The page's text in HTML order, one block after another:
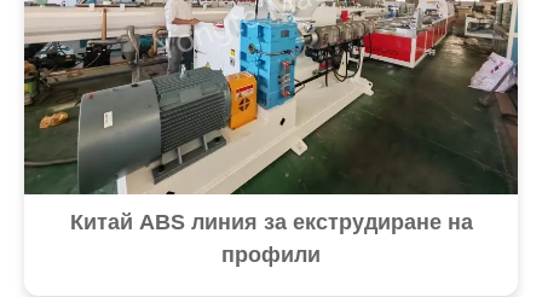
Китай ABS линия за екструдиране на
профили